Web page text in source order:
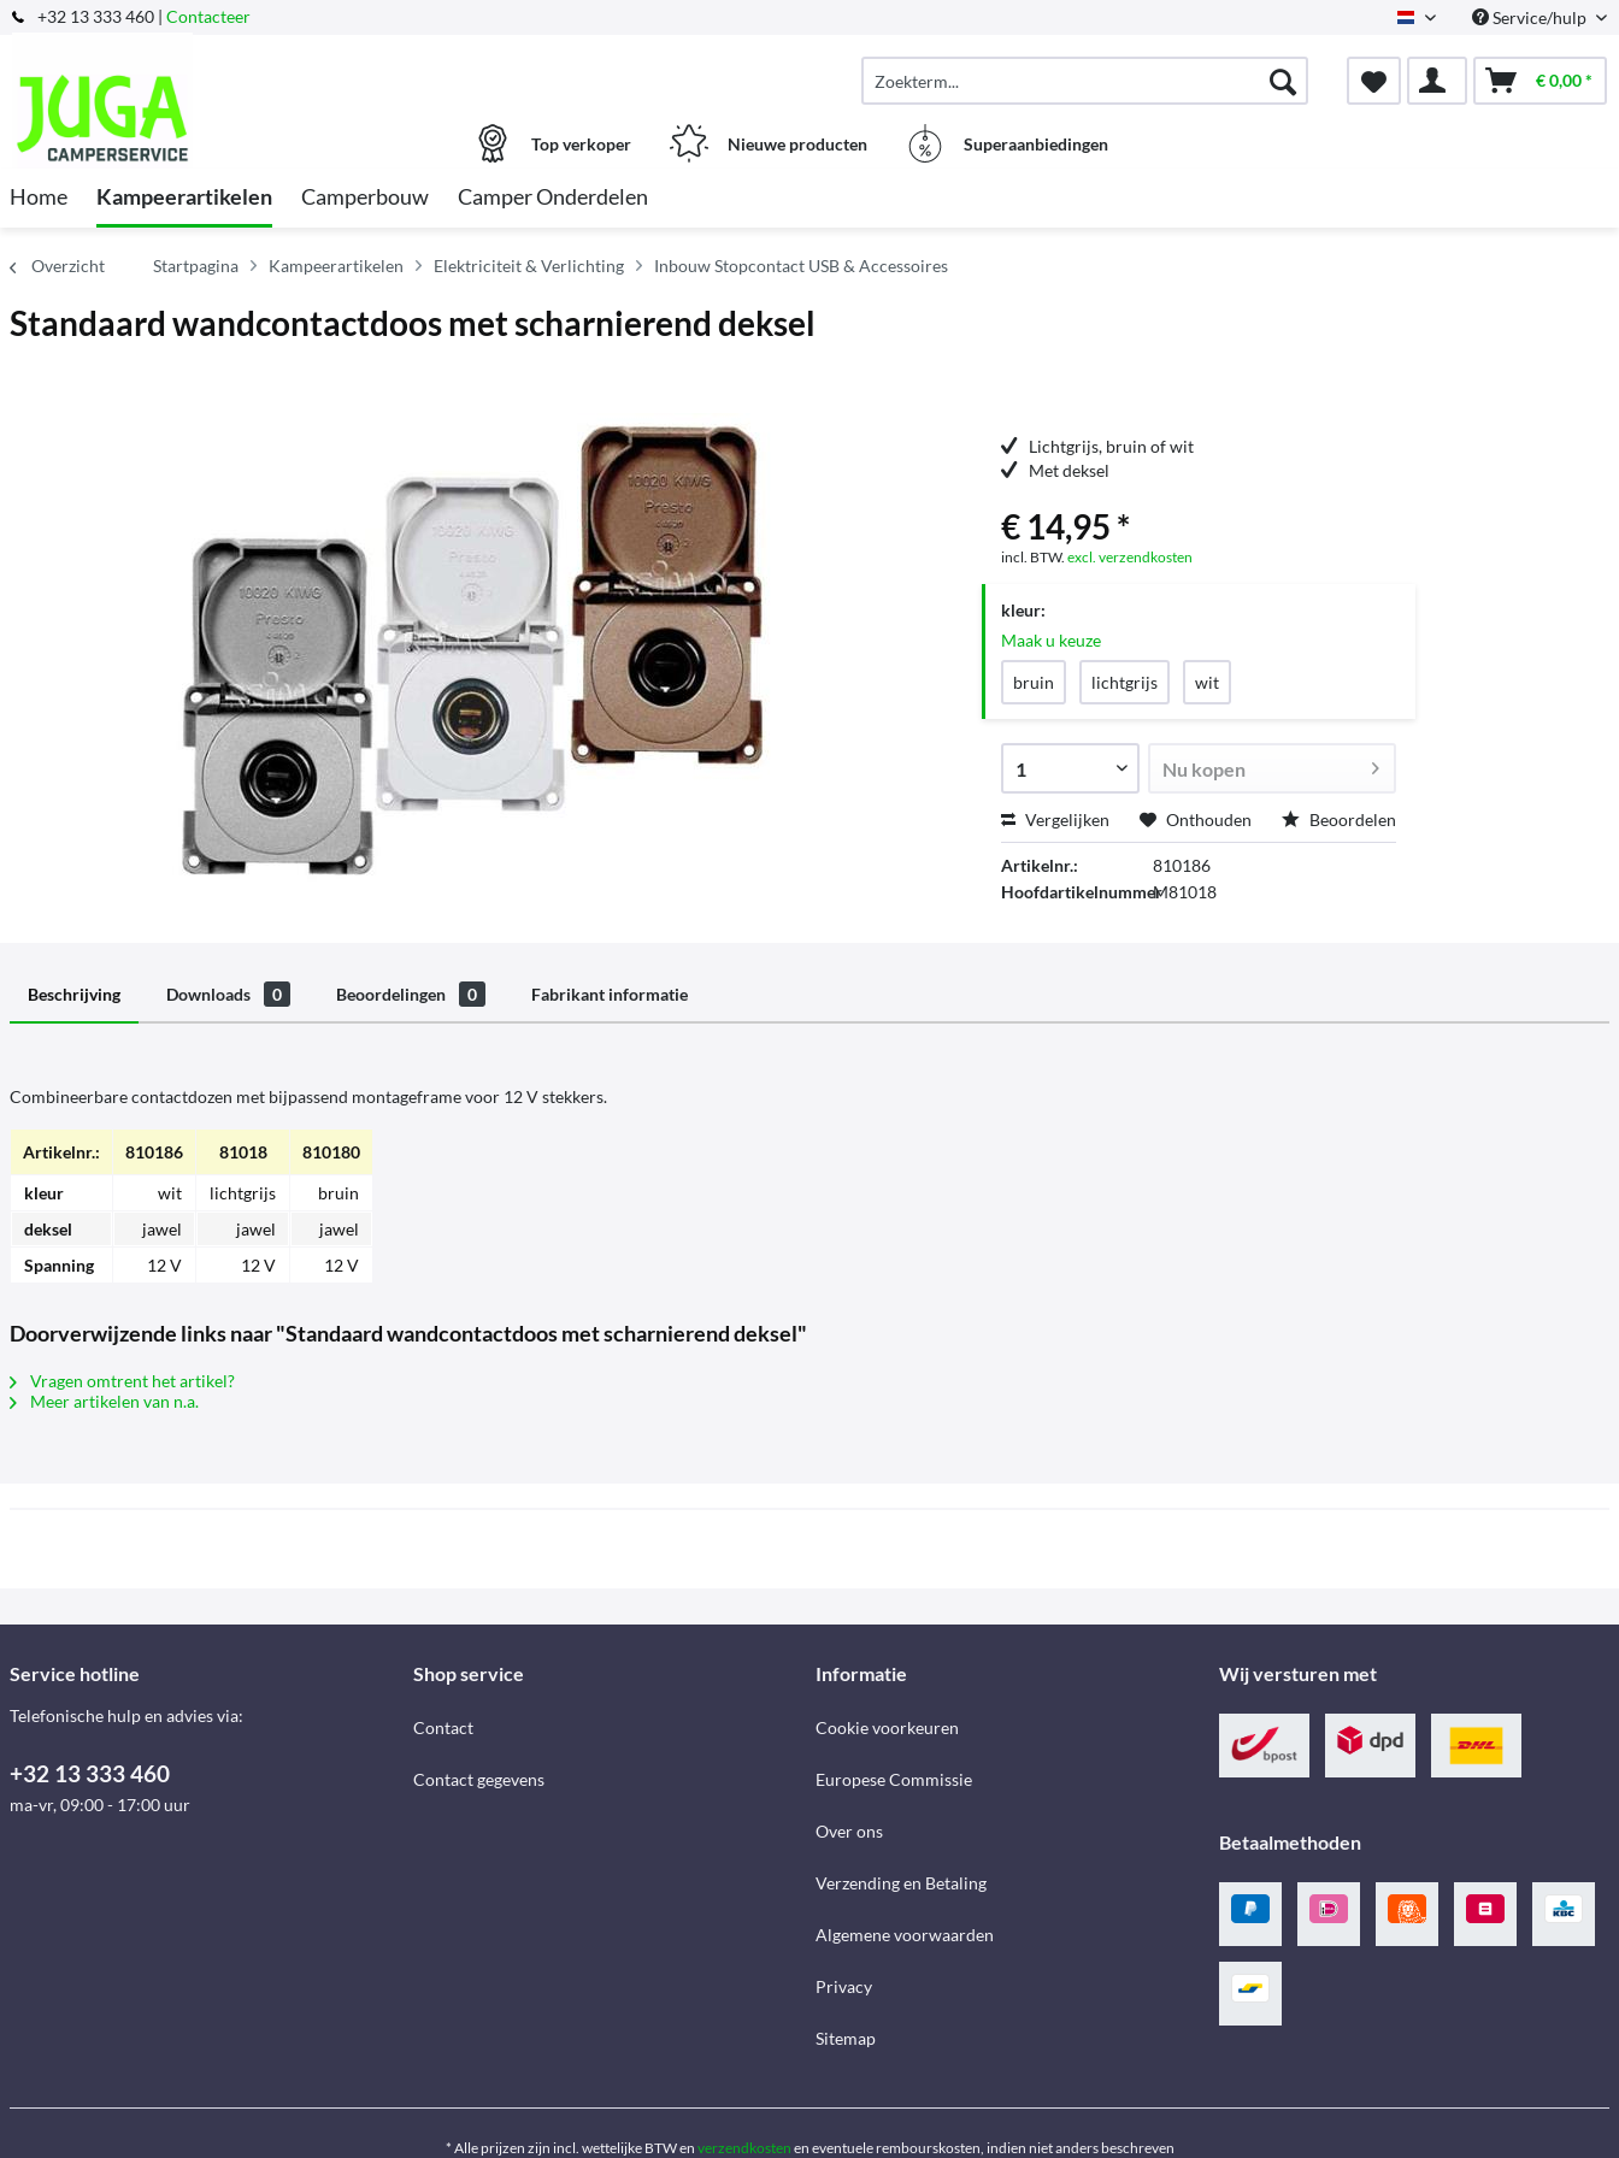
+32 13 333 460 | Contacteer Dutch Service/hulp
€ 0,00 *
Top verkoper Nieuwe producten Superaanbiedingen
Home Kampeerartikelen Camperbouw Camper Onderdelen
Overzicht Startpagina Kampeerartikelen Elektriciteit & Verlichting Inbouw Stopcontact USB & Accessoires
Standaard wandcontactdoos met scharnierend deksel
Lichtgrijs, bruin of wit
Met deksel
€ 14,95 *
incl. BTW.excl. verzendkosten
kleur:
Maak u keuze
bruin lichtgrijs wit
Nu kopen
Vergelijken Onthouden Beoordelen
Artikelnr.:
810186
HoofdartikelnummerM81018
Beschrijving Downloads 0 Beoordelingen 0 Fabrikant informatie
Combineerbare contactdozen met bijpassend montageframe voor 12 V stekkers.
Artikelnr.: 810186 81018
810180
kleur
wit lichtgrijs
bruin
deksel
jawel jawel
jawel
Spanning
12 V 12 V 12 V
Doorverwijzende links naar "Standaard wandcontactdoos met scharnierend deksel"
Vragen omtrent het artikel?
Meer artikelen van n.a.
Service hotline
Telefonische hulp en advies via:
+32 13 333 460
ma-vr, 09:00 - 17:00 uur
Shop service
Contact
Contact gegevens
Informatie
Cookie voorkeuren
Europese Commissie
Over ons
Verzending en Betaling
Algemene voorwaarden
Privacy
Sitemap
Wij versturen met
Betaalmethoden
* Alle prijzen zijn incl. wettelijke BTW en verzendkosten en eventuele rembourskosten, indien niet anders beschreven